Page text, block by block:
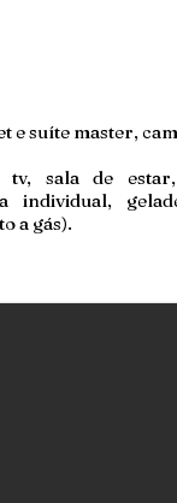
e suíte master,
sala de estar,
individual,
a gás).